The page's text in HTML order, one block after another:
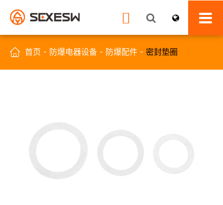

 首页 防爆电器设备 防爆配件 密封垫圈